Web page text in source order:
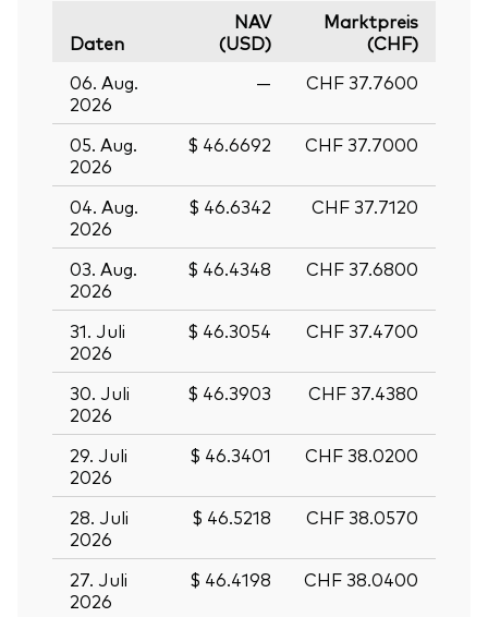
Daten
NAV
(USD)
Marktpreis
(CHF)
06. Aug.
2026
— CHF 37.7600
05. Aug.
2026
$ 46.6692 CHF 37.7000
04. Aug.
2026
$ 46.6342 CHF 37.7120
03. Aug.
2026
$ 46.4348 CHF 37.6800
31. Juli
2026
$ 46.3054 CHF 37.4700
30. Juli
2026
$ 46.3903 CHF 37.4380
29. Juli
2026
$ 46.3401 CHF 38.0200
28. Juli
2026
$ 46.5218 CHF 38.0570
27. Juli
2026
$ 46.4198 CHF 38.0400